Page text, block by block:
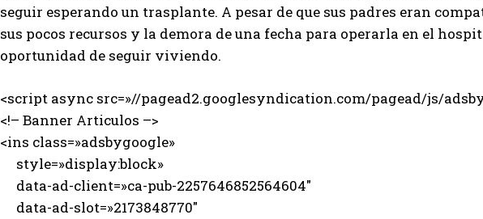
seguir esperando un trasplante. A pesar de que sus padres eran
sus pocos recursos y la demora de una fecha para operarla en el
oportunidad de seguir viviendo.
<script async src=»//pagead2.googlesyndication.com/pagead/js/
<!– Banner Articulos –>
<ins class=»adsbygoogle»
style=»display:block»
data-ad-client=»ca-pub-2257646852564604″
data-ad-slot=»2173848770″